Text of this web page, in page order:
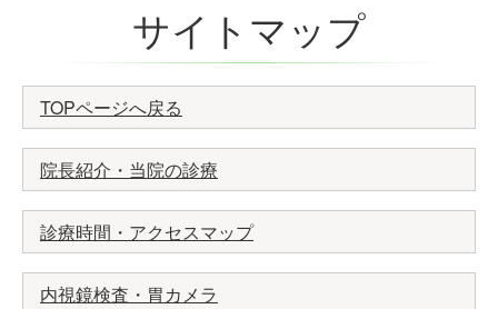
サイトマップ
TOPページへ戻る
院長紹介・当院の診療
診療時間・アクセスマップ
内視鏡検査・胃カメラ